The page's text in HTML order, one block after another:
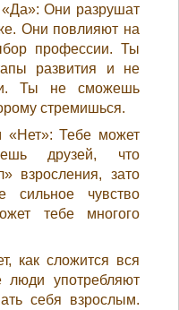
Они разрушат
Они повлияют на
профессии. Ты
развития и не
Ты не сможешь
стремишься.
«Нет»: Тебе может
друзей, что
взросления, зато
чувство
тебе многого
как сложится вся
употребляют
себя взрослым.